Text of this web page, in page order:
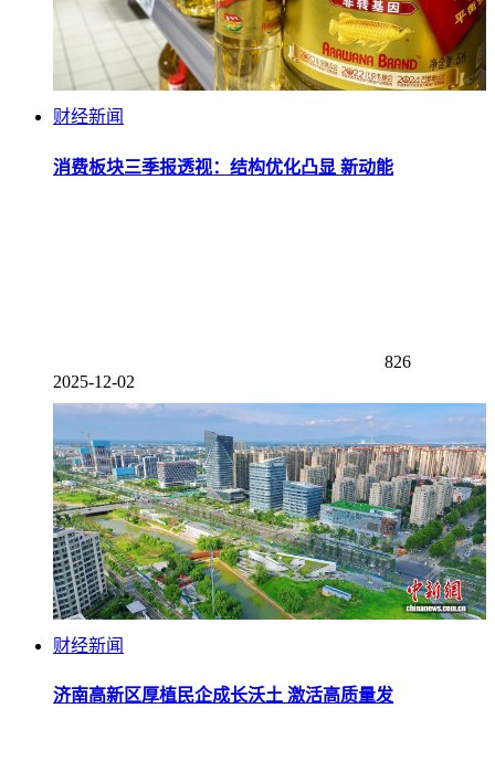
财经新闻
消费板块三季报透视：结构优化凸显 新动能
826
2025-12-02
财经新闻
济南高新区厚植民企成长沃土 激活高质量发